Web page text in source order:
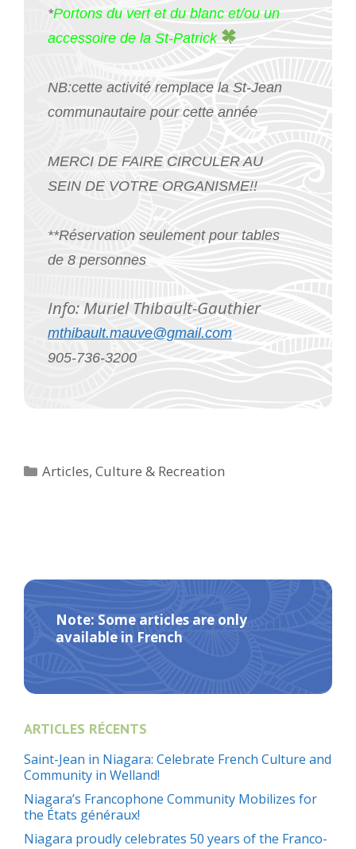
*Portons du vert et du blanc et/ou un
accessoire de la St-Patrick
NB:cette activité remplace la St-Jean
communautaire pour cette année
MERCI DE FAIRE CIRCULER AU
SEIN DE VOTRE ORGANISME!!
**Réservation seulement pour tables
de 8 personnes
Info: Muriel Thibault-Gauthier
mthibault.mauve@gmail.com
905-736-3200
Categories
Articles,Culture & Recreation
Note: Some articles are only
available in French
ARTICLES RÉCENTS
Saint-Jean in Niagara: Celebrate French Culture and
Community in Welland!
Niagara’s Francophone Community Mobilizes for
the États généraux!
Niagara proudly celebrates 50 years of the Franco-